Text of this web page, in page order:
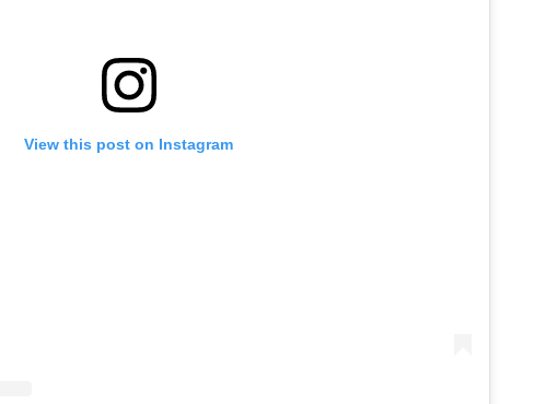
View this post on Instagram